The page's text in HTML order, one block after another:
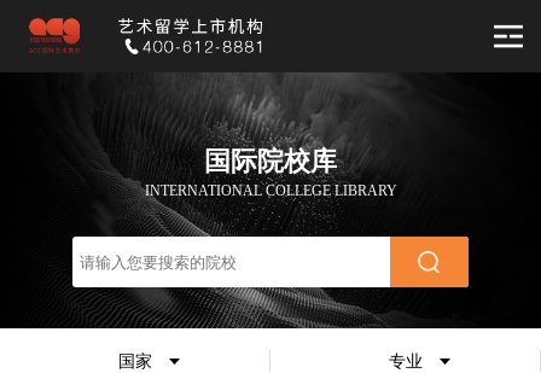
国际院校库
INTERNATIONAL COLLEGE LIBRARY
国家 专业